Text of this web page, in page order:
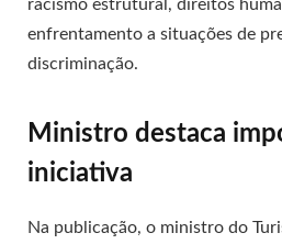
racismo estrutural, direitos
enfrentamento a situações de
discriminação.
Ministro destaca
iniciativa
Na publicação, o ministro do